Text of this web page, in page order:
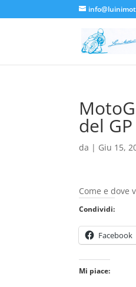
del
da | Giu 15,
Come e dove
Condividi:
Facebook
Mi piace: